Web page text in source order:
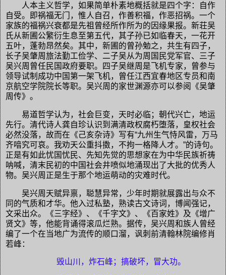
人本主义哲学，如果简单朴素地概括就是四个字：自作
自受。即祸福无门，惟人自召，作善积福，作恶招祸。一个
家族的福祸兴衰都是先祖曾经所作所为的因缘果报。新荘吴
氏从新圃公繁衍生息至第五代，其子孙已如临春天，一花开
五叶，蓬勃昂然矣。其中，新圃的曾孙勉之，共生有四子，
长子吴肇周旅法勤工俭学、二子吴从为周国民党军官、三子
吴兴周曾任民国政府要职。四子吴继周是飞机专家，曾参与
领导试制成功中国第一架飞机，曾任江西宜春地区专员和南
京航空学院院长等职。吴兴周的家世渊源亦可以参阅《吴肇
周传》。
易道哲学认为，社会巨变，天时必临；朝代兴亡，地运
先行。清代诗人龚自珍认识到满清政权腐朽堕落，皇权社会
必然没落，故而在《己亥杂诗》写有“九州生气恃风雷，万马
齐喑究可哀。我劝天公重抖擞，不拘一格降人才。”的诗句。
正是有如此忧国忧民、先知先觉的思想家在为中华民族祈祷
呐喊，清末民初的中国社会井喷似地涌现出了大批的优秀人
物。吴兴周正是生于那个地运萌动的灾难时代。
吴兴周天赋异禀，聪慧异常，少年时期就展露出与众不
同的气质和才华。他入过私塾，熟读古文诗词，博闻强记，
文采出众。《三字经》、《千字文》、《百家姓》及《增广
贤文》等，他能背诵得滚瓜烂熟。据传，吴兴周和族人曾经
编了一个在当地广为流传的顺口溜，讽刺前清翰林院编修肖
若峰：
毁山川，炸石峰；搞破坏，冒大功。